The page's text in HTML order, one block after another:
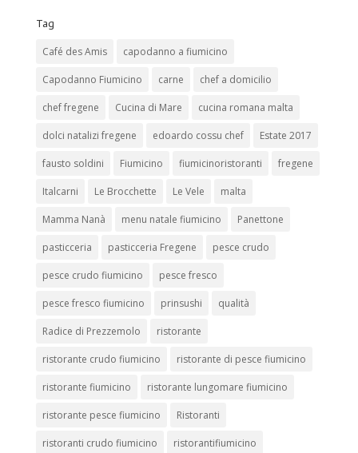
Tag
Café des Amis capodanno a fiumicino
Capodanno Fiumicino carne chef a domicilio
chef fregene Cucina di Mare cucina romana malta
dolci natalizi fregene edoardo cossu chef Estate 2017
fausto soldini Fiumicino fiumicinoristoranti fregene
Italcarni Le Brocchette Le Vele malta
Mamma Nanà menu natale fiumicino Panettone
pasticceria pasticceria Fregene pesce crudo
pesce crudo fiumicino pesce fresco
pesce fresco fiumicino prinsushi qualità
Radice di Prezzemolo ristorante
ristorante crudo fiumicino ristorante di pesce fiumicino
ristorante fiumicino ristorante lungomare fiumicino
ristorante pesce fiumicino Ristoranti
ristoranti crudo fiumicino ristorantifiumicino